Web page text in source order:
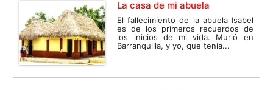
La casa de mi abuela
El fallecimiento de la abuela Isabel
es de los primeros recuerdos de
los inicios de mi vida. Murió en
Barranquilla, y yo, que tenía...